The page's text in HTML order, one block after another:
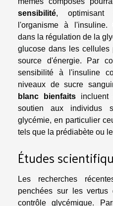
sensibilité,
l'organisme à l'insuline.
dans la régulation de la
glucose dans les cellules
source d'énergie. Par
sensibilité à l'insuline
niveaux de sucre
blanc bienfaits incluent
soutien aux individus
glycémie, en particulier
tels que la prédiabète ou
Études
Les recherches
penchées sur les
contrôle glycémique.